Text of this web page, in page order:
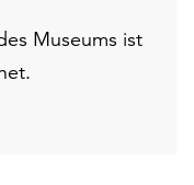
Museums ist